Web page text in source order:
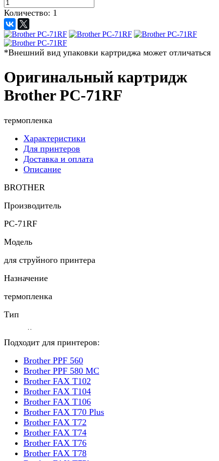
Количество: 1
*Внешний вид упаковки картриджа может отличаться
Оригинальный картридж
Brother PC-71RF
термопленка
Характеристики
Для принтеров
Доставка и оплата
Описание
BROTHER
Производитель
PC-71RF
Модель
для струйного принтера
Назначение
термопленка
Тип
черный
Цвет отпечатка
144 страниц
Ресурс
1 шт
Количество в упаковке
0.227 кг
Подходит для принтеров:
Brother PPF 560
Brother PPF 580 MC
Brother FAX T102
Brother FAX T104
Brother FAX T106
Brother FAX T70 Plus
Brother FAX T72
Brother FAX T74
Brother FAX T76
Brother FAX T78